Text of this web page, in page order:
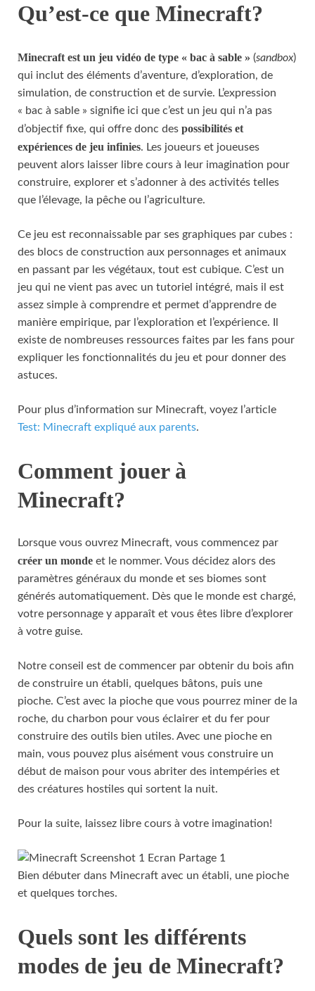
Qu’est-ce que Minecraft?
Minecraft est un jeu vidéo de type « bac à sable » (sandbox)
qui inclut des éléments d’aventure, d’exploration, de
simulation, de construction et de survie. L’expression
« bac à sable » signifie ici que c’est un jeu qui n’a pas
d’objectif fixe, qui offre donc des possibilités et
expériences de jeu infinies. Les joueurs et joueuses
peuvent alors laisser libre cours à leur imagination pour
construire, explorer et s’adonner à des activités telles
que l’élevage, la pêche ou l’agriculture.
Ce jeu est reconnaissable par ses graphiques par cubes :
des blocs de construction aux personnages et animaux
en passant par les végétaux, tout est cubique. C’est un
jeu qui ne vient pas avec un tutoriel intégré, mais il est
assez simple à comprendre et permet d’apprendre de
manière empirique, par l’exploration et l’expérience. Il
existe de nombreuses ressources faites par les fans pour
expliquer les fonctionnalités du jeu et pour donner des
astuces.
Pour plus d’information sur Minecraft, voyez l’article
Test: Minecraft expliqué aux parents.
Comment jouer à
Minecraft?
Lorsque vous ouvrez Minecraft, vous commencez par
créer un monde et le nommer. Vous décidez alors des
paramètres généraux du monde et ses biomes sont
générés automatiquement. Dès que le monde est chargé,
votre personnage y apparaît et vous êtes libre d’explorer
à votre guise.
Notre conseil est de commencer par obtenir du bois afin
de construire un établi, quelques bâtons, puis une
pioche. C’est avec la pioche que vous pourrez miner de la
roche, du charbon pour vous éclairer et du fer pour
construire des outils bien utiles. Avec une pioche en
main, vous pouvez plus aisément vous construire un
début de maison pour vous abriter des intempéries et
des créatures hostiles qui sortent la nuit.
Pour la suite, laissez libre cours à votre imagination!
Bien débuter dans Minecraft avec un établi, une pioche
et quelques torches.
Quels sont les différents
modes de jeu de Minecraft?